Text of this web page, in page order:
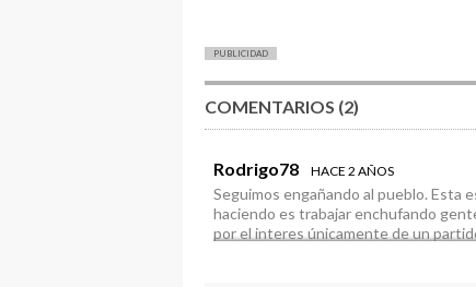
PUBLICIDAD
COMENTARIOS (2)
Rodrigo78 HACE 2 AÑOS
Seguimos engañando al pueblo. Esta
haciendo es trabajar enchufando
por el interes únicamente de un
Los palmeros importamos pocos.
esta isla para todos. A ver si la